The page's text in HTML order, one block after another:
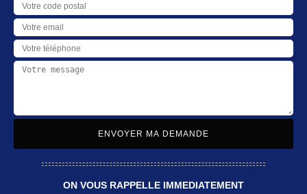
ON VOUS RAPPELLE IMMEDIATEMENT